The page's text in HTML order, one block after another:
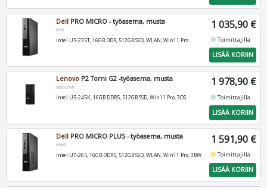
Dell PRO MICRO - työasema, musta
DJY05
Intel U5-235T, 16GB DDR, 512GB SSD, WLAN, Win11 Pro
1 035,90 €
fiber_manual_recordToimittajilla
LISÄÄ KORIIN
Lenovo P2 Torni G2 -työasema, musta
30JQ0027MT
Intel U5-245K, 16GB DDR5, 512GB SSD, Win11 Pro, 3OS
1 978,90 €
fiber_manual_recordToimittajilla
LISÄÄ KORIIN
Dell PRO MICRO PLUS - työasema, musta
04WK5
Intel U7-265, 16GB DDR5, 512GB SSD, WLAN, Win11 Pro, 3BW
1 591,90 €
fiber_manual_recordToimittajilla
LISÄÄ KORIIN